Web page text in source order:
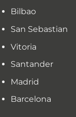
Bilbao
San Sebastian
Vitoria
Santander
Madrid
Barcelona